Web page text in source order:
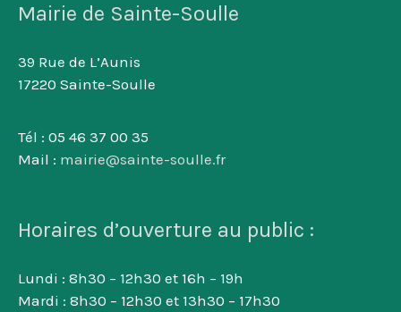
Mairie de Sainte-Soulle
39 Rue de L’Aunis
17220 Sainte-Soulle
Tél : 05 46 37 00 35
Mail : mairie@sainte-soulle.fr
Horaires d’ouverture au public :
Lundi : 8h30 – 12h30 et 16h – 19h
Mardi : 8h30 – 12h30 et 13h30 – 17h30